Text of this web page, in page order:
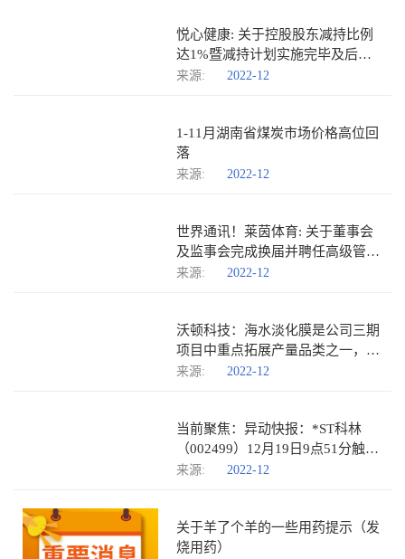
悦心健康: 关于控股股东减持比例
达1%暨减持计划实施完毕及后续
减持计划的预披露公告
来源: 2022-12
1-11月湖南省煤炭市场价格高位回
落
来源: 2022-12
世界通讯！莱茵体育: 关于董事会
及监事会完成换届并聘任高级管理
人员、证券事务代表的公告
来源: 2022-12
沃顿科技：海水淡化膜是公司三期
项目中重点拓展产量品类之一，公
司的海淡膜已在海水淡化领域实现
来源: 2022-12
当前聚焦：异动快报：*ST科林
（002499）12月19日9点51分触及
跌停板
来源: 2022-12
关于羊了个羊的一些用药提示（发
烧用药）